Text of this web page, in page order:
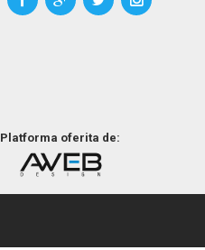
Platforma oferita de: